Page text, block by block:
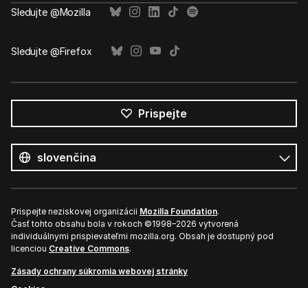
Sledujte @Mozilla
Sledujte @Firefox
Prispejte
jazyky
Jazyk
Prispejte neziskovej organizácii Mozilla Foundation.
Časť tohto obsahu bola v rokoch ©1998–2026 vytvorená
individuálnymi prispievateľmi mozilla.org. Obsah je dostupný pod
licenciou Creative Commons.
Zásady ochrany súkromia webovej stránky